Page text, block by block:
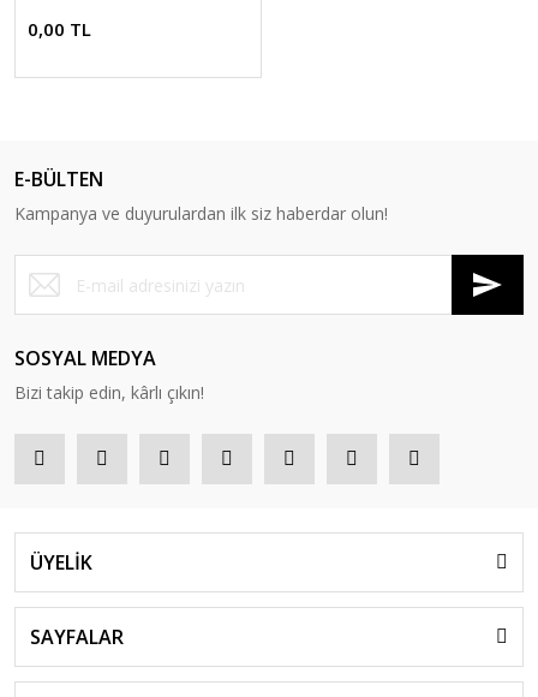
0,00 TL
E-BÜLTEN
Kampanya ve duyurulardan ilk siz haberdar olun!
SOSYAL MEDYA
Bizi takip edin, kârlı çıkın!
ÜYELİK
SAYFALAR